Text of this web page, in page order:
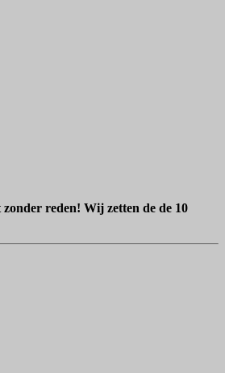
reden! Wij zetten de de 10